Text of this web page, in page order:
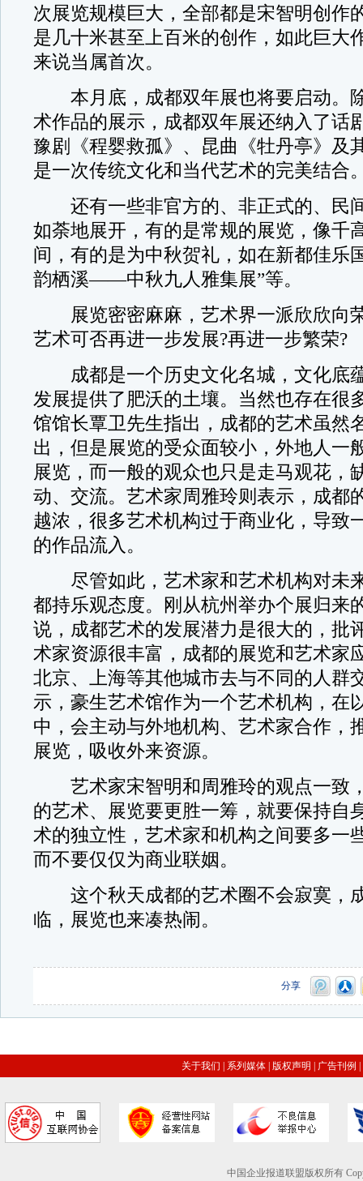
次展览规模巨大，全部都是宋智明创作
是几十米甚至上百米的创作，如此巨大
来说当属首次。
本月底，成都双年展也将要启动。
术作品的展示，成都双年展还纳入了话
豫剧《程婴救孤》、昆曲《牡丹亭》及
是一次传统文化和当代艺术的完美结合
还有一些非官方的、非正式的、民
如荼地展开，有的是常规的展览，像千
间，有的是为中秋贺礼，如在新都佳乐
韵栖溪——中秋九人雅集展”等。
展览密密麻麻，艺术界一派欣欣向
艺术可否再进一步发展?再进一步繁荣?
成都是一个历史文化名城，文化底
发展提供了肥沃的土壤。当然也存在很
馆馆长覃卫先生指出，成都的艺术虽然
出，但是展览的受众面较小，外地人一
展览，而一般的观众也只是走马观花，
动、交流。艺术家周雅玲则表示，成都
越浓，很多艺术机构过于商业化，导致
的作品流入。
尽管如此，艺术家和艺术机构对未
都持乐观态度。刚从杭州举办个展归来
说，成都艺术的发展潜力是很大的，批
术家资源很丰富，成都的展览和艺术家
北京、上海等其他城市去与不同的人群
示，豪生艺术馆作为一个艺术机构，在
中，会主动与外地机构、艺术家合作，
展览，吸收外来资源。
艺术家宋智明和周雅玲的观点一致
的艺术、展览要更胜一筹，就要保持自
术的独立性，艺术家和机构之间要多一
而不要仅仅为商业联姻。
这个秋天成都的艺术圈不会寂寞，
临，展览也来凑热闹。
分享
关于我们 系列媒体 版权声明 广告刊例
中国企业报道联盟版权所有